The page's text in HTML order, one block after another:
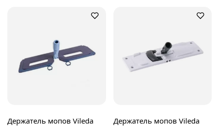
Держатель мопов Vileda
Держатель мопов Vileda